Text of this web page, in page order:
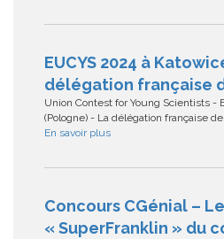
EUCYS 2024 à
délégation française
Union Contest for Young Scientists -
(Pologne) - La délégation française
En savoir plus
Concours CGénial –
« SuperFranklin » du